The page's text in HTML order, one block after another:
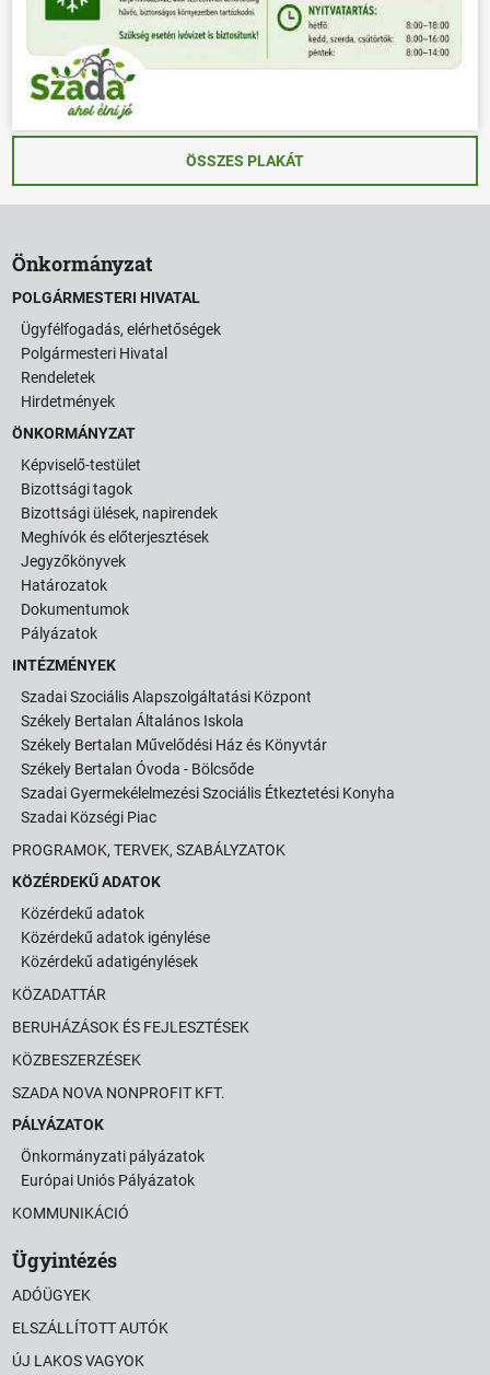
ÖSSZES PLAKÁT
Önkormányzat
POLGÁRMESTERI HIVATAL
Ügyfélfogadás, elérhetőségek
Polgármesteri Hivatal
Rendeletek
Hirdetmények
ÖNKORMÁNYZAT
Képviselő-testület
Bizottsági tagok
Bizottsági ülések, napirendek
Meghívók és előterjesztések
Jegyzőkönyvek
Határozatok
Dokumentumok
Pályázatok
INTÉZMÉNYEK
Szadai Szociális Alapszolgáltatási Központ
Székely Bertalan Általános Iskola
Székely Bertalan Művelődési Ház és Könyvtár
Székely Bertalan Óvoda - Bölcsőde
Szadai Gyermekélelmezési Szociális Étkeztetési Konyha
Szadai Községi Piac
PROGRAMOK, TERVEK, SZABÁLYZATOK
KÖZÉRDEKŰ ADATOK
Közérdekű adatok
Közérdekű adatok igénylése
Közérdekű adatigénylések
KÖZADATTÁR
BERUHÁZÁSOK ÉS FEJLESZTÉSEK
KÖZBESZERZÉSEK
SZADA NOVA NONPROFIT KFT.
PÁLYÁZATOK
Önkormányzati pályázatok
Európai Uniós Pályázatok
KOMMUNIKÁCIÓ
Ügyintézés
ADÓÜGYEK
ELSZÁLLÍTOTT AUTÓK
ÚJ LAKOS VAGYOK